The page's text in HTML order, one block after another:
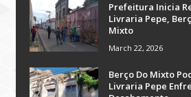
Prefeitura Inicia
Livraria Pepe,
Mixto
March 22, 2026
Berço Do Mixto
Livraria Pepe